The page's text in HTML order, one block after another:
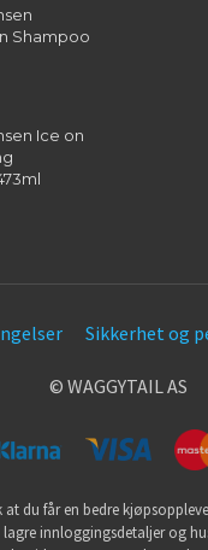
Shampoo
Ice on
Sikkerhet og
© WAGGYTAIL AS
du får en bedre
innloggingsdetaljer og